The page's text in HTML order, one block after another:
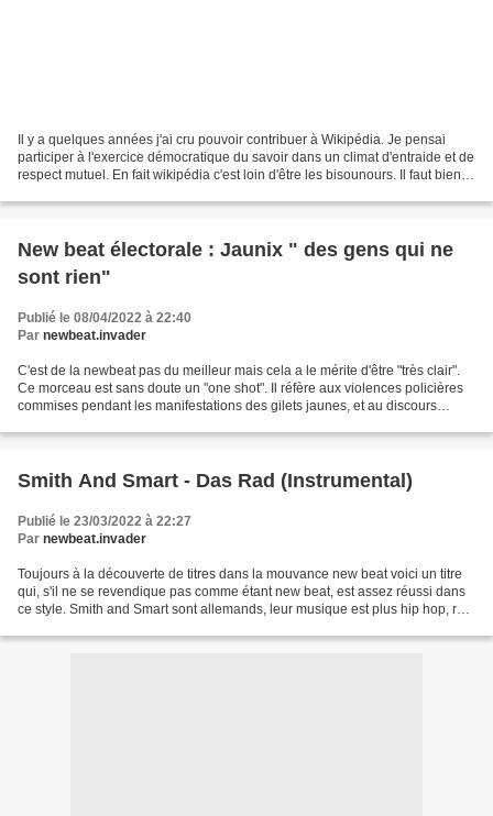
Il y a quelques années j'ai cru pouvoir contribuer à Wikipédia. Je pensai
participer à l'exercice démocratique du savoir dans un climat d'entraide et de
respect mutuel. En fait wikipédia c'est loin d'être les bisounours. Il faut bien
New beat électorale : Jaunix " des gens qui ne
sont rien"
Publié le 08/04/2022 à 22:40
Par newbeat.invader
C'est de la newbeat pas du meilleur mais cela a le mérite d'être "très clair".
Ce morceau est sans doute un "one shot". Il réfère aux violences policières
commises pendant les manifestations des gilets jaunes, et au discours
Smith And Smart - Das Rad (Instrumental)
Publié le 23/03/2022 à 22:27
Par newbeat.invader
Toujours à la découverte de titres dans la mouvance new beat voici un titre
qui, s'il ne se revendique pas comme étant new beat, est assez réussi dans
ce style. Smith and Smart sont allemands, leur musique est plus hip hop, rap